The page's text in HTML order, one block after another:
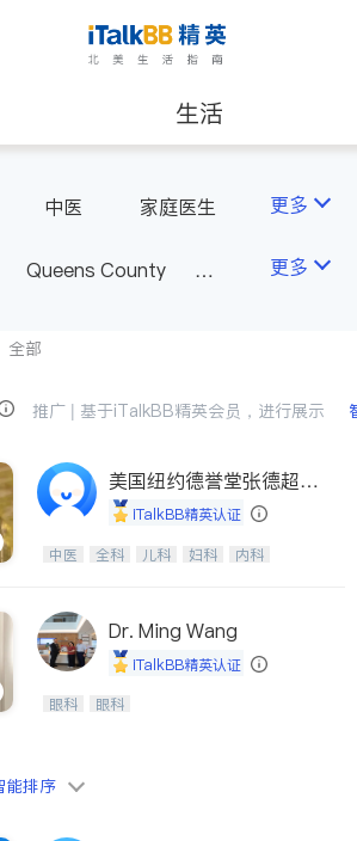
生活
房地产租售
教育
非盈利组织
中医
家庭医生
妇科
儿科
脏科
外科
风湿病
呼吸科
它
内分泌科
更多
Queens County
& Syracuse
County & Orange
更多
全部
推广 | 基于iTalkBB精英会员，进行展示
美国纽约德誉堂张德超医
生 iTalkBB精英认证
纽约德誉堂张德超等医生，中医针灸名
中医 全科 儿科 妇科
内科
泌尿科
风湿病
不孕不育
脊椎神经科
内分泌科
Dr. Ming Wang
iTalkBB精英认证
Wang Vision Institute has more tha
眼科 眼科
能排序